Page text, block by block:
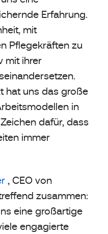
Erfahrung.
mit
Pflegekräften zu
mit ihrer
hat uns das große
in
dafür, dass
immer
, CEO von
zusammen:
eine großartige
engagierte